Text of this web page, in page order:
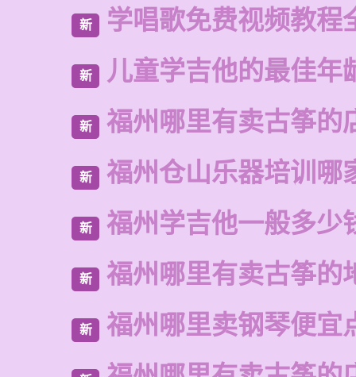
新 学唱歌免费视频教程
新 儿童学吉他的最佳年
新 福州哪里有卖古筝的
新 福州仓山乐器培训哪
新 福州学吉他一般多少
新 福州哪里有卖古筝的
新 福州哪里卖钢琴便宜